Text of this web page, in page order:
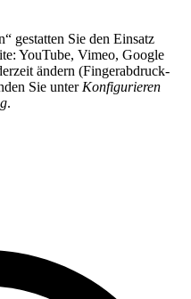
gestatten Sie den Einsatz
YouTube, Vimeo, Google
ändern (Fingerabdruck-
Sie unter Konfigurieren
.